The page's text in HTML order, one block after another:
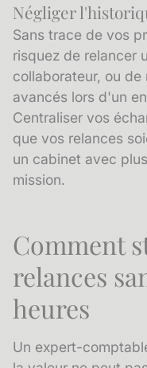
Négliger l'
Sans trace de vos
risquez de relancer
collaborateur, ou
avancés lors d'un
Centraliser vos
que vos relances
un cabinet avec
mission.
Comment
relances
heures
Un expert-